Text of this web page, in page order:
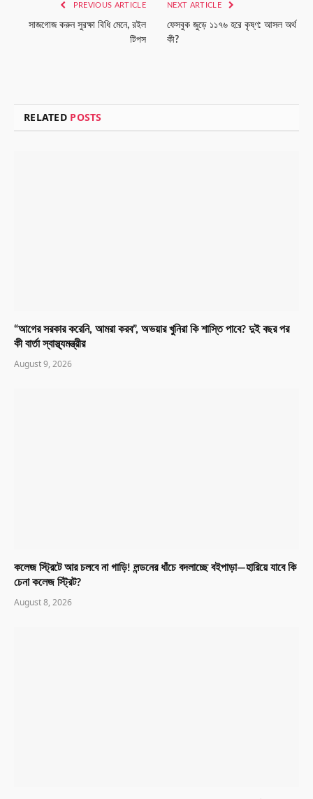
PREVIOUS ARTICLE
সাজগোজ করুন সুরক্ষা বিধি মেনে, রইল
টিপস
NEXT ARTICLE
ফেসবুক জুড়ে ১১৭৬ হরে কৃষ্ণ: আসল অর্থ
কী?
RELATED POSTS
“আগের সরকার করেনি, আমরা করব”, অভয়ার খুনিরা কি শাস্তি পাবে? দুই বছর পর
কী বার্তা স্বাস্থ্যমন্ত্রীর
August 9, 2026
কলেজ স্ট্রিটে আর চলবে না গাড়ি! লন্ডনের ধাঁচে বদলাচ্ছে বইপাড়া—হারিয়ে যাবে কি
চেনা কলেজ স্ট্রিট?
August 8, 2026